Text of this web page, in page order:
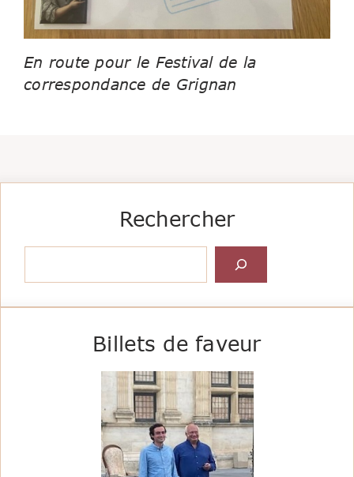
En route pour le Festival de la
correspondance de Grignan
Rechercher
Billets de faveur